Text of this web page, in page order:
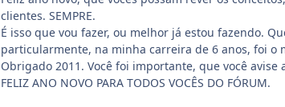
clientes. SEMPRE.
É isso que vou fazer, ou melhor já estou fazendo.
particularmente, na minha carreira de 6 anos, foi o
Obrigado 2011. Você foi importante, que você avise
FELIZ ANO NOVO PARA TODOS VOCÊS DO FÓRUM.